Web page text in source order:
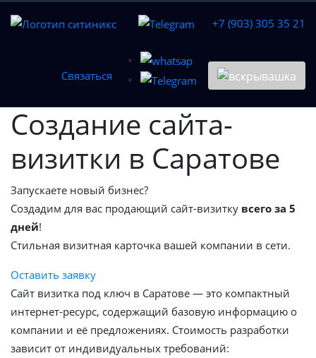
+7 (903) 305 35 21
Связаться
Создание сайта-
визитки в Саратове
Запускаете новый бизнес?
Создадим для вас продающий сайт-визитку всего за 5
дней!
Стильная визитная карточка вашей компании в сети.
Оставить заявку
Сайт визитка под ключ в Саратове — это компактный
интернет-ресурс, содержащий базовую информацию о
компании и её предложениях. Стоимость разработки
зависит от индивидуальных требований: